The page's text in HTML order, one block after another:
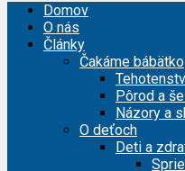
Domov
O nás
Články
Čakáme bábätko
Pôrod a
Názory a
O deťoch
Deti a